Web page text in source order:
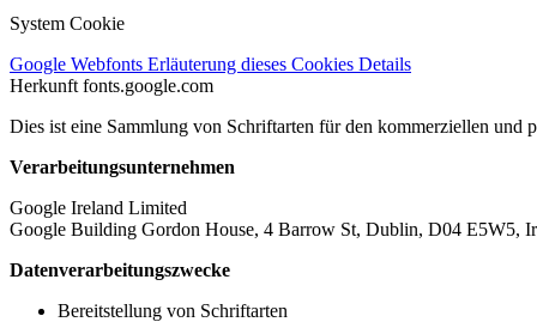
System Cookie
Google Webfonts Erläuterung dieses Cookies Details
Herkunft fonts.google.com
Dies ist eine Sammlung von Schriftarten für den kommerziellen und
Verarbeitungsunternehmen
Google Ireland Limited
Google Building Gordon House, 4 Barrow St, Dublin, D04 E5W5,
Datenverarbeitungszwecke
Bereitstellung von Schriftarten